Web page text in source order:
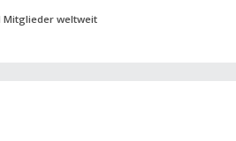
Mitglieder weltweit